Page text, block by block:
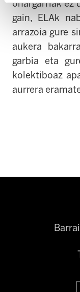
onargarriak ez
gain, ELAk
arrazoia gure
aukera
garbia eta
kolektiboaz
aurrera